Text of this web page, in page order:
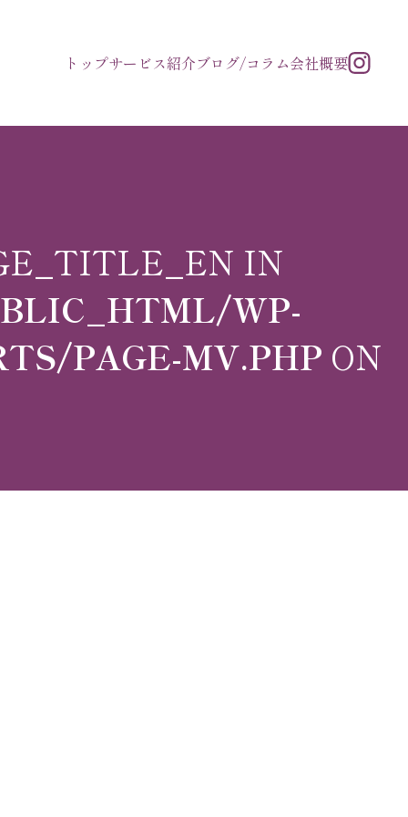
トップサービス紹介ブログ/コラム会社概要
IN
WP-
PAGE-MV.PHP ON